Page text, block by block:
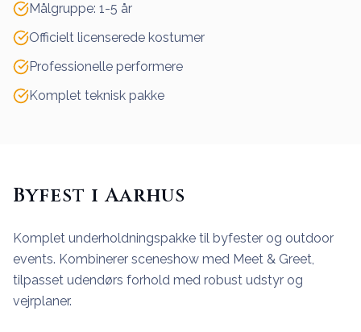
Målgruppe: 1-5 år
Officielt licenserede kostumer
Professionelle performere
Komplet teknisk pakke
Byfest i Aarhus
Komplet underholdningspakke til byfester og outdoor
events. Kombinerer sceneshow med Meet & Greet,
tilpasset udendørs forhold med robust udstyr og
vejrplaner.